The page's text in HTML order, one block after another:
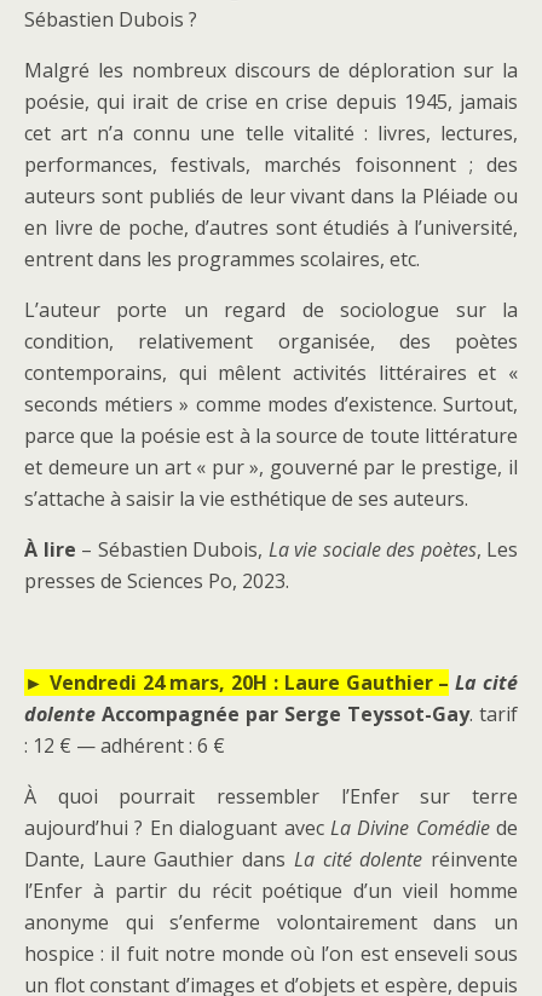
► Mercredi 22 mars 2023,
La vie sociale des poètes
Avec Aurélie Foglia & Dominique Rabaté/tarif : 6 €
— adhérent : 0 €
Sébastien Dubois ?
Malgré les nombreux discours de déploration sur la
poésie, qui irait de crise en crise depuis 1945, jamais
cet art n’a connu une telle vitalité : livres, lectures,
performances, festivals, marchés foisonnent ; des
auteurs sont publiés de leur vivant dans la Pléiade ou
en livre de poche, d’autres sont étudiés à l’université,
entrent dans les programmes scolaires, etc.
L’auteur porte un regard de sociologue sur la
condition, relativement organisée, des poètes
contemporains, qui mêlent activités littéraires et «
seconds métiers » comme modes d’existence. Surtout,
parce que la poésie est à la source de toute littérature
et demeure un art « pur », gouverné par le prestige, il
s’attache à saisir la vie esthétique de ses auteurs.
À lire – Sébastien Dubois, La vie sociale des poètes, Les
presses de Sciences Po, 2023.
► Vendredi 24 mars, 20H : Laure Gauthier – La cité
dolente Accompagnée par Serge Teyssot-Gay. tarif
: 12 € — adhérent : 6 €
À quoi pourrait ressembler l’Enfer sur terre
aujourd’hui ? En dialoguant avec La Divine Comédie de
Dante, Laure Gauthier dans La cité dolente réinvente
l’Enfer à partir du récit poétique d’un vieil homme
anonyme qui s’enferme volontairement dans un
hospice : il fuit notre monde où l’on est enseveli sous
un flot constant d’images et d’objets et espère, depuis